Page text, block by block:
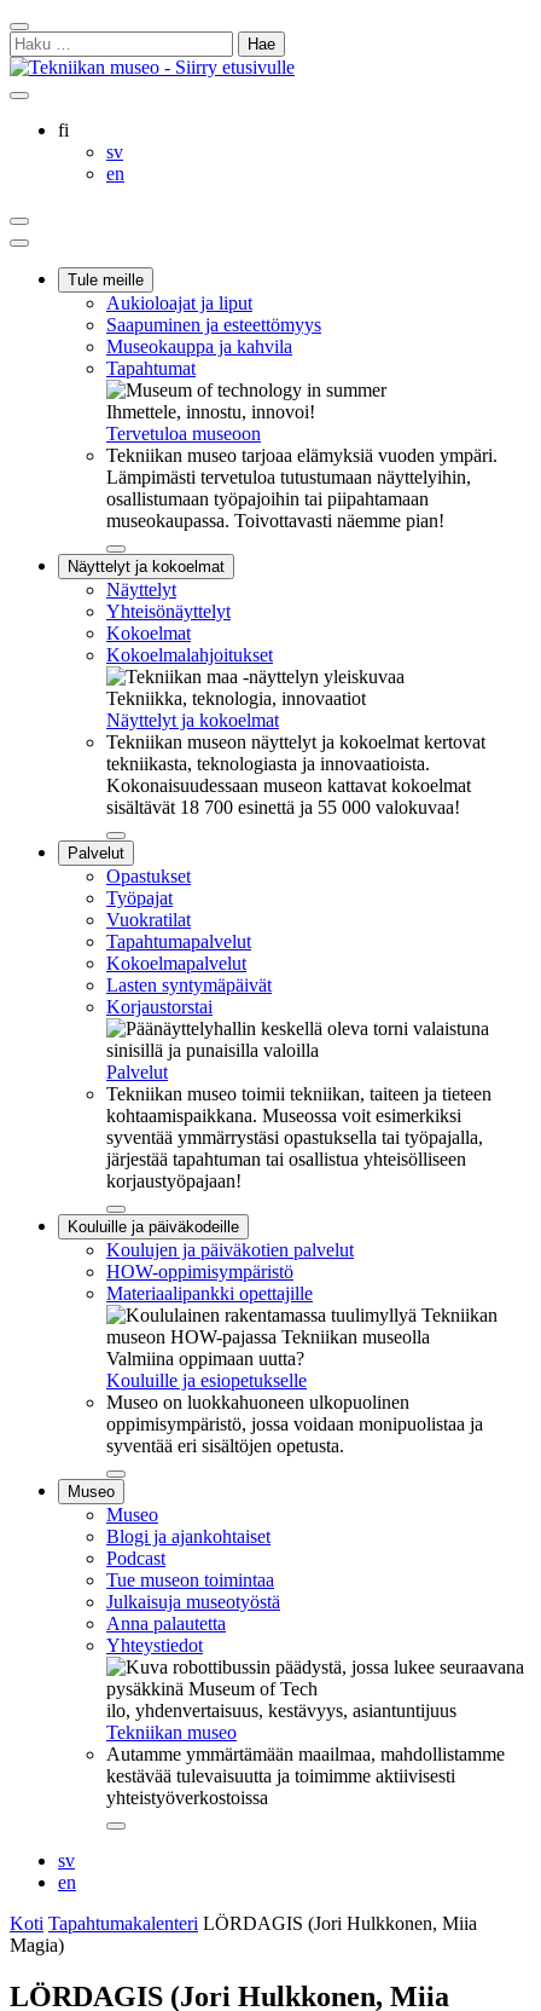
Siirry
sisältöön
Sulje
hakukenttä
Haku:
Ostoskorisi
Oma
Hae
sivultafi
svSvenska
en
Ostoskorisi
Oma
tiliHae
Päävalikko
Tule meille
Aukioloajat ja liput
Saapuminen ja esteettömyys
Museokauppa ja kahvila
Tapahtumat
Ihmettele, innostu, innovoi!
Tervetuloa museoon
Tekniikan museo tarjoaa elämyksiä vuoden ympäri.
Lämpimästi tervetuloa tutustumaan näyttelyihin,
osallistumaan työpajoihin tai piipahtamaan
museokaupassa. Toivottavasti näemme pian!
Sulje
alavalikko
Näyttelyt ja kokoelmat
Näyttelyt
Yhteisönäyttelyt
Kokoelmat
Kokoelmalahjoitukset
Tekniikka, teknologia, innovaatiot
Näyttelyt ja kokoelmat
Tekniikan museon näyttelyt ja kokoelmat kertovat
tekniikasta, teknologiasta ja innovaatioista.
Kokonaisuudessaan museon kattavat kokoelmat
sisältävät 18 700 esinettä ja 55 000 valokuvaa!
Sulje
alavalikko
Palvelut
Opastukset
Työpajat
Vuokratilat
Tapahtumapalvelut
Kokoelmapalvelut
Lasten syntymäpäivät
Korjaustorstai
Palvelut
Tekniikan museo toimii tekniikan, taiteen ja tieteen
kohtaamispaikkana. Museossa voit esimerkiksi
syventää ymmärrystäsi opastuksella tai työpajalla,
järjestää tapahtuman tai osallistua yhteisölliseen
korjaustyöpajaan!
Sulje
alavalikko
Kouluille ja päiväkodeille
Koulujen ja päiväkotien palvelut
HOW-oppimisympäristö
Materiaalipankki opettajille
Valmiina oppimaan uutta?
Kouluille ja esiopetukselle
Museo on luokkahuoneen ulkopuolinen
oppimisympäristö, jossa voidaan monipuolistaa ja
syventää eri sisältöjen opetusta.
Sulje
alavalikko
Museo
Museo
Blogi ja ajankohtaiset
Podcast
Tue museon toimintaa
Julkaisuja museotyöstä
Anna palautetta
Yhteystiedot
ilo, yhdenvertaisuus, kestävyys, asiantuntijuus
Tekniikan museo
Autamme ymmärtämään maailmaa, mahdollistamme
kestävää tulevaisuutta ja toimimme aktiivisesti
yhteistyöverkostoissa
Sulje
sv
en
Koti Tapahtumakalenteri LÖRDAGIS (Jori Hulkkonen, Miia
Magia)
LÖRDAGIS (Jori Hulkkonen, Miia